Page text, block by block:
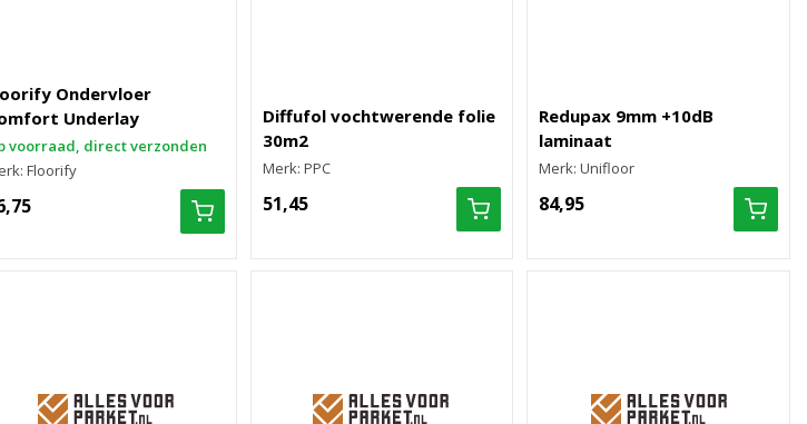
Ondervloer
Underlay
voorraad, direct verzonden
Floorify
Diffufol vochtwerende folie
30m2
Merk: PPC
51,45
Redupax 9mm +10dB
laminaat
Merk: Unifloor
84,95